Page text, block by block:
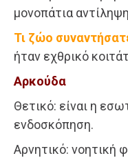
μονοπάτια
Τι ζώο
ήταν εχθρικό
Αρκούδα
Θετικό: είναι η
ενδοσκόπηση.
Αρνητικό: νοητική